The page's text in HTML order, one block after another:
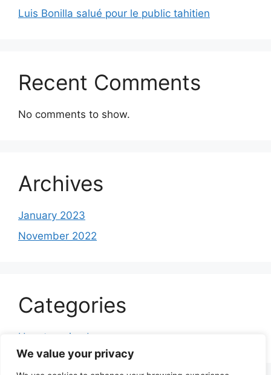
We value your privacy
Luis Bonilla salué pour le public tahitien
Recent Comments
No comments to show.
Archives
January 2023
November 2022
Categories
Uncategorized